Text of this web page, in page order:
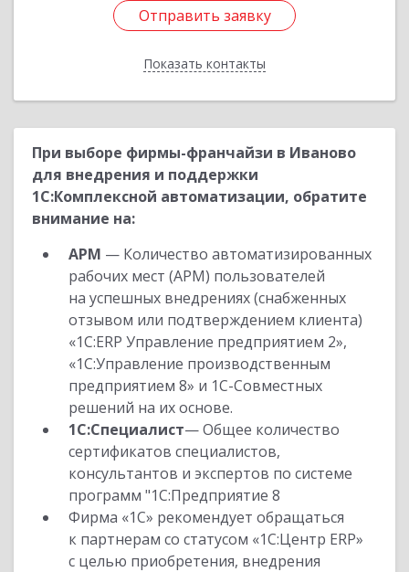
Отправить заявку
Показать контакты
Отправить заявку
Назад
При выборе фирмы-франчайзи в Иваново
для внедрения и поддержки
1С:Комплексной автоматизации, обратите
внимание на:
АРМ — Количество автоматизированных
рабочих мест (АРМ) пользователей
на успешных внедрениях (снабженных
отзывом или подтверждением клиента)
«1С:ERP Управление предприятием 2»,
«1С:Управление производственным
предприятием 8» и 1С-Совместных
решений на их основе.
1С:Специалист— Общее количество
сертификатов специалистов,
консультантов и экспертов по системе
программ "1С:Предприятие 8
Фирма «1С» рекомендует обращаться
к партнерам со статусом «1С:Центр ERP»
с целью приобретения, внедрения